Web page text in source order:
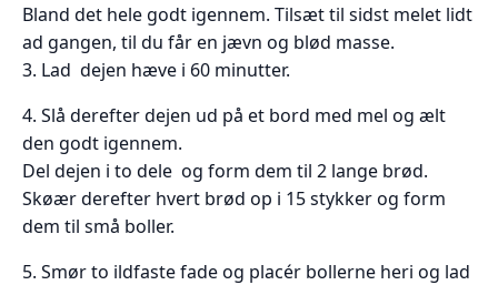
Bland det hele godt igennem. Tilsæt til sidst melet lidt
ad gangen, til du får en jævn og blød masse.
3. Lad dejen hæve i 60 minutter.
4. Slå derefter dejen ud på et bord med mel og ælt
den godt igennem.
Del dejen i to dele og form dem til 2 lange brød.
Skøær derefter hvert brød op i 15 stykker og form
dem til små boller.
5. Smør to ildfaste fade og placér bollerne heri og lad